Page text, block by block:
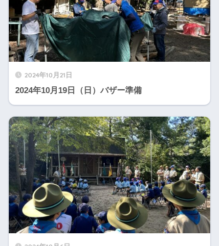
2024年10月21日
2024年10月19日（日）バザー準備